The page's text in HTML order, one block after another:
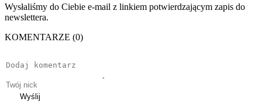
Wysłaliśmy do Ciebie e-mail z linkiem potwierdzającym zapis do
newslettera.
KOMENTARZE (0)
Wyślij